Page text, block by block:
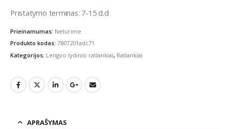
Pristatymo terminas: 7-15 d.d
Prieinamumas: Neturime
Produkto kodas: 7807201adc71
Kategorijos: Lengvo lydinio ratlankiai, Ratlankiai
APRAŠYMAS